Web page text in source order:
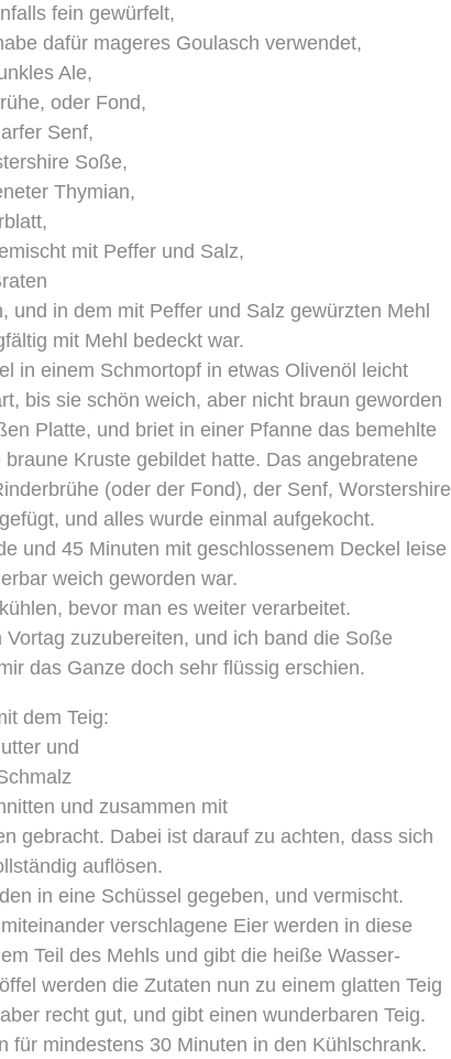
fein gewürfelt,
dafür mageres Goulasch verwendet,
Ale,
oder Fond,
Senf,
Soße,
Thymian,
mit Peffer und Salz,
und in dem mit Peffer und Salz gewürzten Mehl
mit Mehl bedeckt war.
in einem Schmortopf in etwas Olivenöl leicht
bis sie schön weich, aber nicht braun geworden
Platte, und briet in einer Pfanne das bemehlte
Kruste gebildet hatte. Das angebratene
(oder der Fond), der Senf, Worstershire
und alles wurde einmal aufgekocht.
und 45 Minuten mit geschlossenem Deckel leise
weich geworden war.
bevor man es weiter verarbeitet.
zuzubereiten, und ich band die Soße
das Ganze doch sehr flüssig erschien.
dem Teig:
und
und zusammen mit
gebracht. Dabei ist darauf zu achten, dass sich
auflösen.
in eine Schüssel gegeben, und vermischt.
verschlagene Eier werden in diese
Teil des Mehls und gibt die heiße Wasser-
werden die Zutaten nun zu einem glatten Teig
recht gut, und gibt einen wunderbaren Teig.
für mindestens 30 Minuten in den Kühlschrank.